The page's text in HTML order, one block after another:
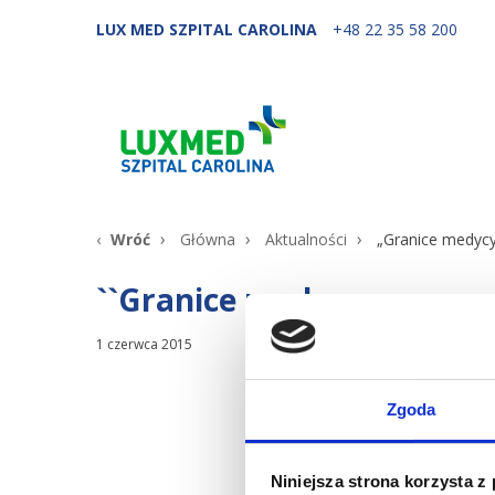
Zgoda
Niniejsza strona korzysta z
LUX MED SZPITAL CAROLINA +48 22 35 58 200
Wróć Główna Aktualności „Granice
``Granice medycyny
1 czerwca 2015
We